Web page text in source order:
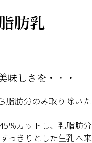
肪乳
味しさを・・・
脂肪分のみ取り除いた
％カットし、乳脂肪分
っきりとした生乳本来